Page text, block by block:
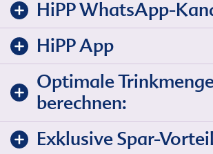
HiPP WhatsApp-
HiPP App
Optimale
berechnen:
Exklusive Spar-